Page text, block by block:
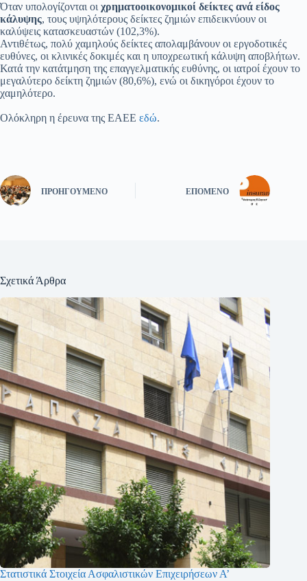
Όταν υπολογίζονται οι χρηματοοικονομικοί δείκτες ανά είδος
κάλυψης, τους υψηλότερους δείκτες ζημιών επιδεικνύουν οι
καλύψεις κατασκευαστών (102,3%).
Αντιθέτως, πολύ χαμηλούς δείκτες απολαμβάνουν οι εργοδοτικές
ευθύνες, οι κλινικές δοκιμές και η υποχρεωτική κάλυψη αποβλήτων.
Κατά την κατάτμηση της επαγγελματικής ευθύνης, οι ιατροί έχουν το
μεγαλύτερο δείκτη ζημιών (80,6%), ενώ οι δικηγόροι έχουν το
χαμηλότερο.
Ολόκληρη η έρευνα της ΕΑΕΕ εδώ.
ΠΡΟΗΓΟΎΜΕΝΟ ΕΠΌΜΕΝΟ
Σχετικά Άρθρα
Στατιστικά Στοιχεία Ασφαλιστικών Επιχειρήσεων Α’